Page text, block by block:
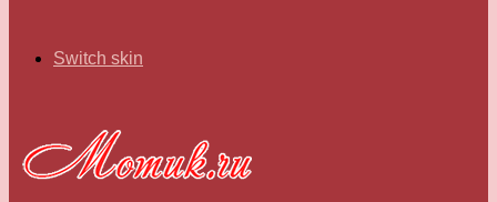
Switch skin